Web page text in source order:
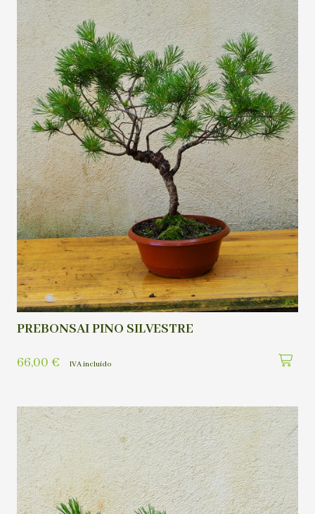
PREBONSAI PINO SILVESTRE
66,00 € IVA incluído